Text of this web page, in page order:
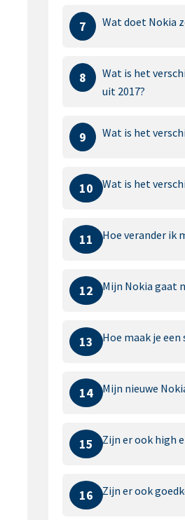
7 Wat doet Nokia
8
Wat is het
uit 2017?
9 Wat is het
10 Wat is het
11 Hoe verander ik
12 Mijn Nokia gaat
13 Hoe maak je
14 Mijn nieuwe
15 Zijn er ook high
16 Zijn er ook